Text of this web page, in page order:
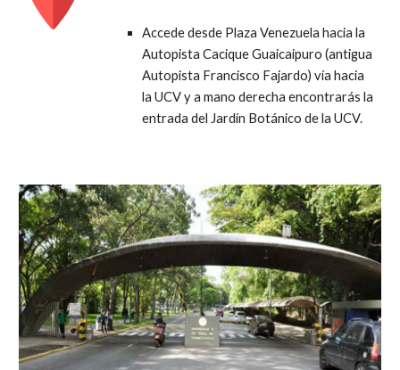
Accede desde Plaza Venezuela hacia la
Autopista Cacique Guaicaipuro (antigua
Autopista Francisco Fajardo) vía hacia
la UCV y a mano derecha encontrarás la
entrada del Jardín Botánico de la UCV.